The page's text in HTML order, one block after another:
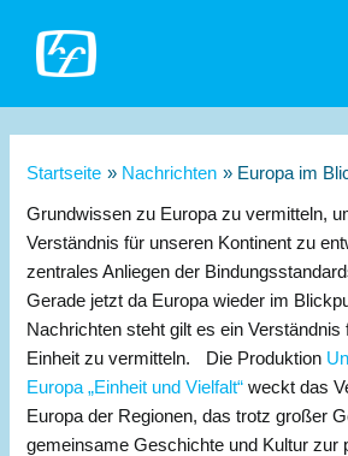
Inhalt
springen
Startseite Nachrichten Europa im
Grundwissen zu Europa zu vermitteln,
Verständnis für unseren Kontinent zu
zentrales Anliegen der
Gerade jetzt da Europa wieder im
Nachrichten steht gilt es ein Verständnis
Einheit zu vermitteln. Die Produktion
Europa „Einheit und Vielfalt“ weckt das
Europa der Regionen, das trotz großer
gemeinsame Geschichte und Kultur zur